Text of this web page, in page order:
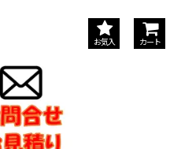
お気入 カート